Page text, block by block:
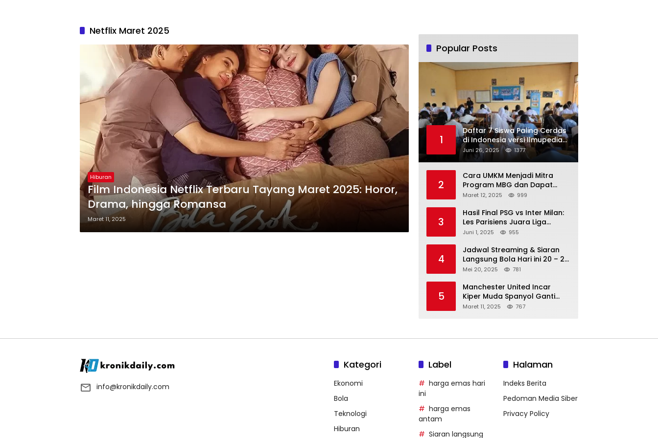
Netflix Maret 2025
Hiburan
Film Indonesia Netflix Terbaru Tayang Maret 2025: Horor,
Drama, hingga Romansa
Maret 11, 2025
Popular Posts
1
Daftar 7 Siswa Paling Cerdas
di Indonesia versi Ilmupedia
Tryout UTBK 2025
Juni 26, 2025 1377
2
Cara UMKM Menjadi Mitra
Program MBG dan Dapat
Modal Hingga Rp500 Juta
Maret 12, 2025 999
3
Hasil Final PSG vs Inter Milan:
Les Parisiens Juara Liga
Champions 2025 usai Bantai il
Juni 1, 2025 955
4
Jadwal Streaming & Siaran
Langsung Bola Hari ini 20 – 21
Mei 2025: Manchester City vs
Mei 20, 2025 781
5
Manchester United Incar
Kiper Muda Spanyol Ganti
Andre Onana
Maret 11, 2025 767
info@kronikdaily.com
Kategori
Ekonomi
Bola
Teknologi
Hiburan
Label
harga emas hari
ini
harga emas
antam
Siaran langsung
Halaman
Indeks Berita
Pedoman Media Siber
Privacy Policy